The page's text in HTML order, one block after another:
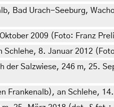
Bad Urach-Seeburg,
2009 (Foto: Franz
8. Januar 2012
der Salzwiese, 246 m, 25.
Frankenalb), an Schlehe,